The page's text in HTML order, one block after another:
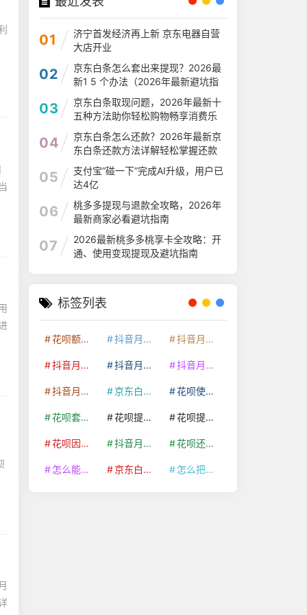
01
济宁首发经济再上新 京东电器自营
大店开业
02
京东白条怎么套出来提现？2026最
新1 5 个办法（2026年最新避坑指
南）
03
京东白条取现问题，2026年最新十
五种方法助你轻松购物畅享消费乐
趣
04
京东白条怎么还款？2026年最新京
东白条还款方法详解轻松掌握还款
流程
05
支付宝“碰一下”完成AI升级，用户已
达4亿
06
桃多多提现与退款全攻略，2026年
最新商家必看避坑指南
07
2026最新桃多多桃享卡全攻略：开
通、使用变现提现及避坑指南
标签列表
花呗额度提升 抖音月付套现24小时接单 抖音月付套现怎么套
抖音月付套现多少手续费 抖音月付套现商家有哪些 抖音月付套现30秒技巧
抖音月付套现最新方法 京东白条额度提升 花呗使用技巧
花呗套取现金最佳方法 花呗提额技巧 花呗提现怎么操作
花呗因为套现被限额了这种情况要多久才会好 抖音月付套现秒回100起 花呗还款技巧
怎么能把京东白条额度钱套出来 京东白条套出来手续费多少 怎么把京东白条的钱取出来